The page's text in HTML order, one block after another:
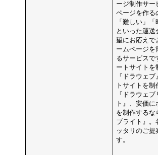
ージ制作サー
ページを作る
「難しい」「
といった運送
望にお応えで
ームページを
るサービスで
ートサイトを
『ドラウェ
トサイトを制
『ドラウェ
ト』、安価
を制作するな
ブライト』。
ッタリのご提
す。